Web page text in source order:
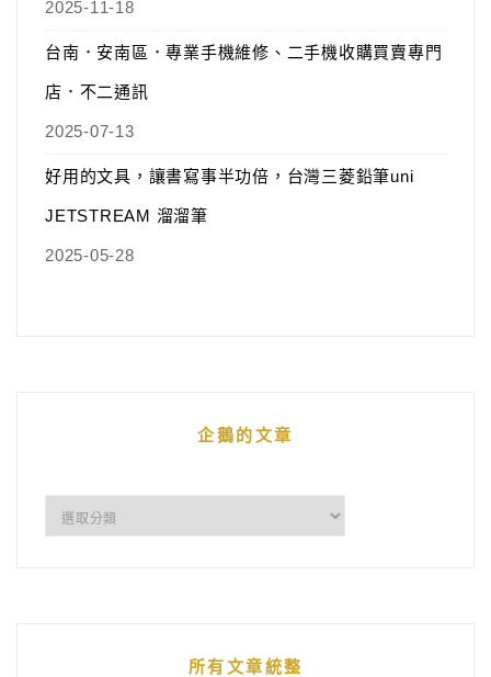
2025-11-18
台南．安南區．專業手機維修、二手機收購買賣專門
店．不二通訊
2025-07-13
好用的文具，讓書寫事半功倍，台灣三菱鉛筆uni
JETSTREAM 溜溜筆
2025-05-28
企鵝的文章
所有文章統整